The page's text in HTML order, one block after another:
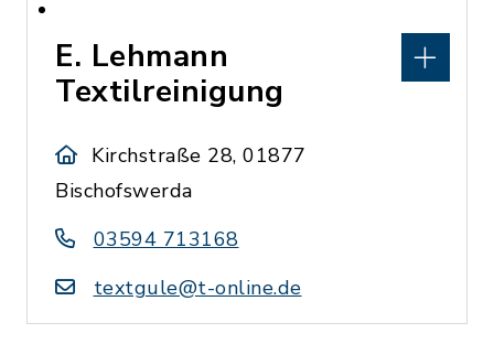
E. Lehmann
Textilreinigung
Kirchstraße 28, 01877
Bischofswerda
03594 713168
textgule@t-online.de